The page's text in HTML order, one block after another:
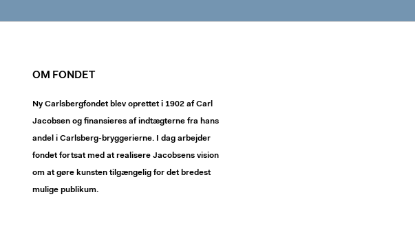
OM FONDET
Ny Carlsbergfondet blev oprettet i 1902 af Carl
Jacobsen og finansieres af indtægterne fra hans
andel i Carlsberg-bryggerierne. I dag arbejder
fondet fortsat med at realisere Jacobsens vision
om at gøre kunsten tilgængelig for det bredest
mulige publikum.